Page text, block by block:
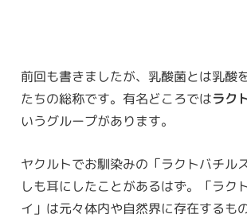
前回も書きましたが、乳酸菌とは乳酸
たちの総称です。有名どころではラク
いうグループがあります。
ヤクルトでお馴染みの「ラクトバチル
しも耳にしたことがあるはず。「ラク
イ」は元々体内や自然界に存在するも